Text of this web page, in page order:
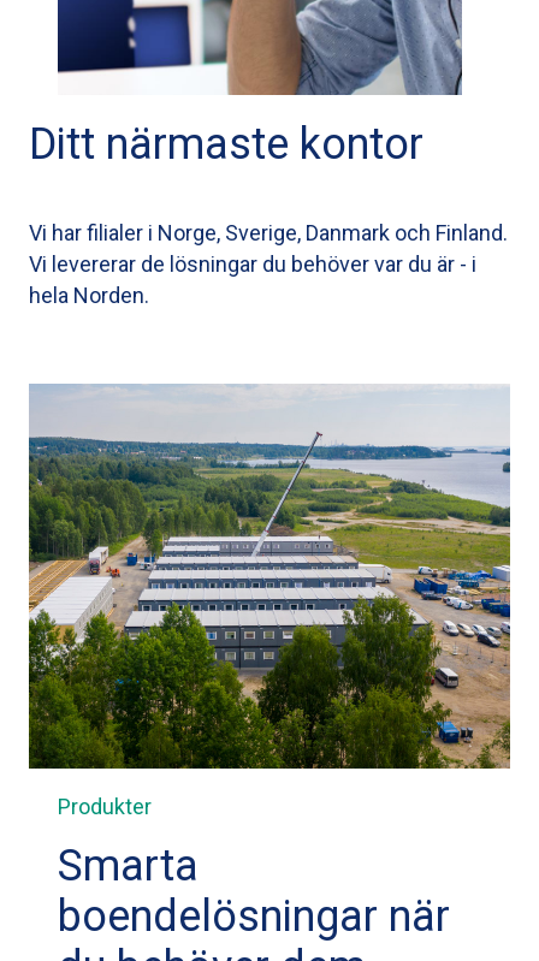
Ditt närmaste kontor
Vi har filialer i Norge, Sverige, Danmark och Finland.
Vi levererar de lösningar du behöver var du är - i
hela Norden.
Produkter
Smarta
boendelösningar när